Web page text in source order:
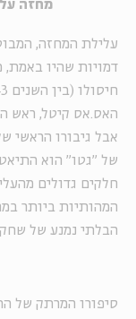
מחזה
עלילת המחזה,
דמויות שהיו
האס.אס קיטל, ראש
אבל גיבורו הראשי
של "גטו" הוא
חלקים גדולים
המהותיות ביותר
הבלתי נמנע של
סיפורו המרתק של